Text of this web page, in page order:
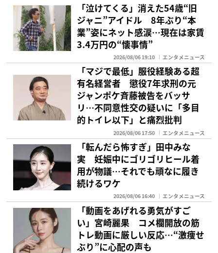
「泣けてくる」消えた54歳“旧
ジャニ”アイドル 8年ぶり“本
業”姿にネット感涙…現在は家賃
3.4万円の“懐事情”
2026/08/06 19:10 エンタメニュース
「マジで最低」服役経験ある超
有名経営者 懲役7年求刑の元
ジャンポケ斉藤被告をバッサ
リ…不同意性交の疑いに「多目
的トイレ以下」と痛烈批判
2026/08/06 17:50 エンタメニュース
「転んだら怖すぎ」田中みな
実 妊娠中にゴリゴリヒール着
用が物議…それでも頑なに履き
続けるワケ
2026/08/06 16:40 エンタメニュース
「動画をあげれる勇気がすご
い」宮崎麗果 コメ欄開放の筋
トレ動画に厳しい反応…“激痩せ
ぶり”に心配の声も